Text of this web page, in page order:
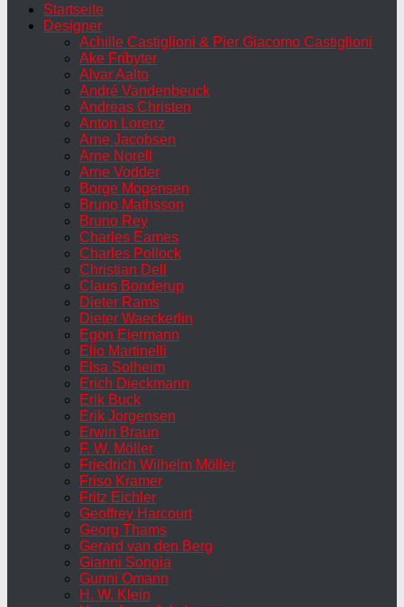
Startseite
Designer
Achille Castiglioni & Pier Giacomo Castiglioni
Ake Fribyter
Alvar Aalto
André Vandenbeuck
Andreas Christen
Anton Lorenz
Arne Jacobsen
Arne Norell
Arne Vodder
Borge Mogensen
Bruno Mathsson
Bruno Rey
Charles Eames
Charles Pollock
Christian Dell
Claus Bonderup
Dieter Rams
Dieter Waeckerlin
Egon Eiermann
Elio Martinelli
Elsa Solheim
Erich Dieckmann
Erik Buck
Erik Jorgensen
Erwin Braun
F. W. Möller
Friedrich Wilhelm Möller
Friso Kramer
Fritz Eichler
Geoffrey Harcourt
Georg Thams
Gerard van den Berg
Gianni Songia
Gunni Omann
H. W. Klein